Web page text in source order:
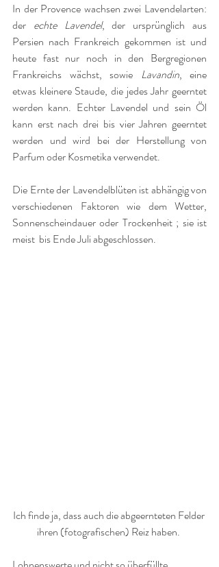
In der Provence wachsen zwei Lavendelarten:
der echte Lavendel, der ursprünglich aus
Persien nach Frankreich gekommen ist und
heute fast nur noch in den Bergregionen
Frankreichs wächst, sowie Lavandin, eine
etwas kleinere Staude, die jedes Jahr geerntet
werden kann. Echter Lavendel und sein Öl
kann erst nach drei bis vier Jahren geerntet
werden und wird bei der Herstellung von
Parfum oder Kosmetika verwendet.
Die Ernte der Lavendelblüten ist abhängig von
verschiedenen Faktoren wie dem Wetter,
Sonnenscheindauer oder Trockenheit ; sie ist
meist  bis Ende Juli abgeschlossen.
Ich finde ja, dass auch die abgeernteten Felder
ihren (fotografischen) Reiz haben.